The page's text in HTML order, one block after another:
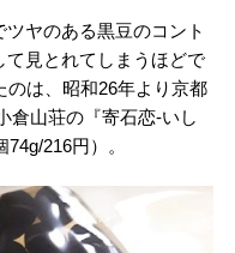
ツヤのある黒豆のコント
見とれてしまうほどで
は、昭和26年より京都
倉山荘の『寄石恋-いし
216円）。